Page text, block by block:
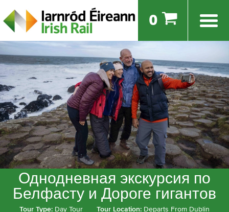
0
Однодневная экскурсия по
Белфасту и Дороге гигантов
Tour Type: Day Tour Tour Location: Departs From Dublin